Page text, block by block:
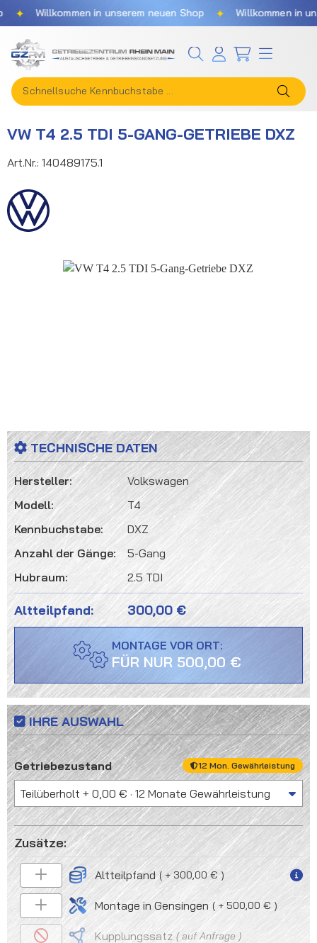
Zum Hauptinhalt springen
Willkommen in unserem neuen Shop ✦ Willkommen in
VW T4 2.5 TDI 5-GANG-GETRIEBE DXZ
Art.Nr.: 140489175.1
Bildergalerie überspringen
TECHNISCHE DATEN
Hersteller:
Volkswagen
Modell:
T4
Kennbuchstabe:
DXZ
Anzahl der Gänge:
5-Gang
Hubraum:
2.5 TDI
Altteilpfand: 300,00 €
MONTAGE VOR ORT:
FÜR NUR 500,00 €
IHRE AUSWAHL
Getriebezustandauswählen 12 Mon. Gewährleistung
Altteilpfand + 300,00 €
Montage in Gensingen + 500,00 €
Kupplungssatz auf Anfrage